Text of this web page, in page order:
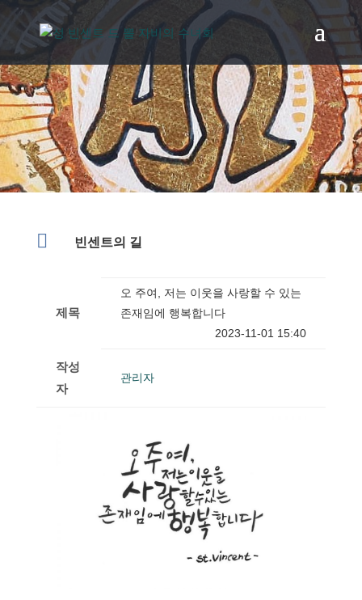
빈센트의 길 아카이브
 빈센트의 길
제목
오 주여, 저는 이웃을 사랑할 수 있는
존재임에 행복합니다
2023-11-01 15:40
작성
자
관리자